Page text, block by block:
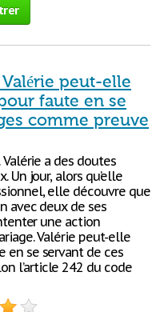
peut-elle
faute en se
comme preuve
a des doutes
Un jour, alors qu’elle
elle découvre que
avec deux de ses
une action
Valérie peut-elle
en se servant de ces
l’article 242 du code